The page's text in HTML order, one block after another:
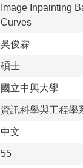
Image Inpainting
Curves
吳俊霖
碩士
國立中興大學
資訊科學與工程學
中文
55